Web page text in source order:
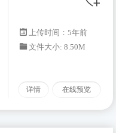
上传时间：5年前
文件大小: 8.50M
详情 在线预览